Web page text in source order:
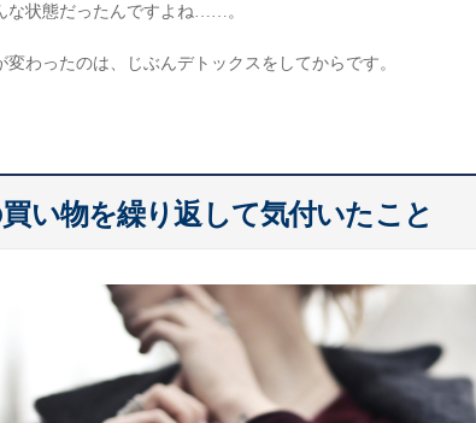
な状態だったんですよね……。
わったのは、じぶんデトックスをしてからです。
い物を繰り返して気付いたこと